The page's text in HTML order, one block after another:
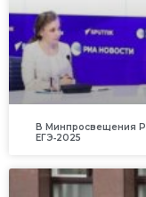
В Минпросвещения
ЕГЭ‑2025